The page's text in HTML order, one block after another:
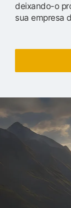
deixando-o
sua empresa